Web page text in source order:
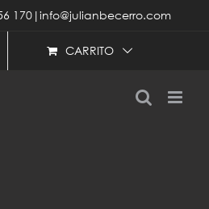
170|info@julianbecerro.com
CARRITO